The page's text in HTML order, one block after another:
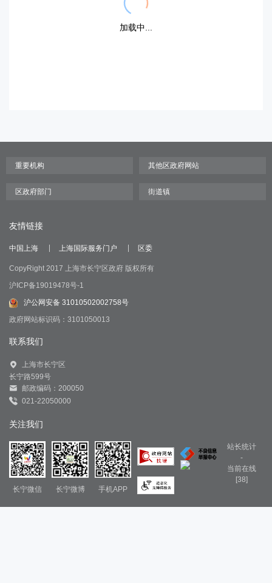
友情链接
中国上海 上海国际服务门户 区委
CopyRight 2017 上海市长宁区政府 版权所有
沪ICP备19019478号-1
沪公网安备 31010502002758号
政府网站标识码：3101050013
联系我们
上海市长宁区
长宁路599号
邮政编码：200050
021-22050000
关注我们
长宁微信 长宁微博 手机APP
站长统计
-
当前在线
[38]